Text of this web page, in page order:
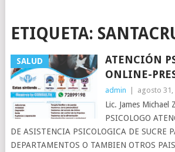
ETIQUETA:
SALUD
ATENCIÓN
ONLINE-
admin agosto 31,
Lic. James Michael
PSICOLOGO
DE ASISTENCIA PSICOLOGICA DE SUCRE
DEPARTAMENTOS O TAMBIEN OTROS